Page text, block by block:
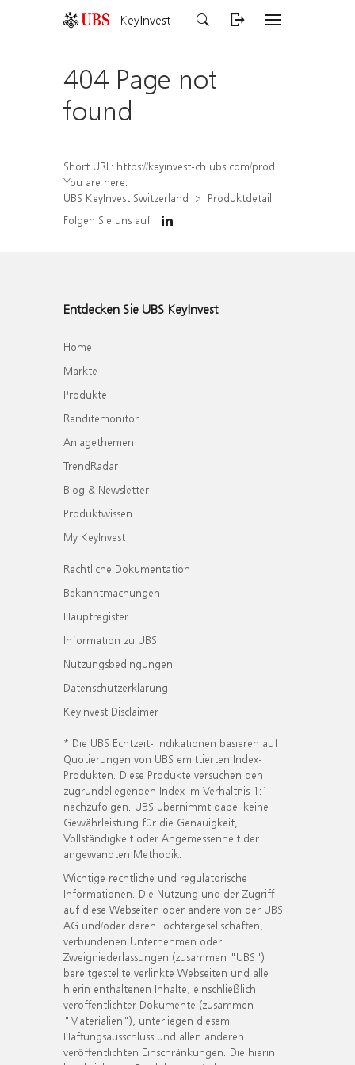
KeyInvest
404 Page not
found
Short URL: https://keyinvest-ch.ubs.com/produkt/detail/index/isin/CH1578797529
You are here:
UBS KeyInvest Switzerland
Produktdetail
Folgen Sie uns auf
Entdecken Sie UBS KeyInvest
Home
Märkte
Produkte
Renditemonitor
Anlagethemen
TrendRadar
Blog & Newsletter
Produktwissen
My KeyInvest
Rechtliche Dokumentation
Bekanntmachungen
Hauptregister
Information zu UBS
Nutzungsbedingungen
Datenschutzerklärung
KeyInvest Disclaimer
* Die UBS Echtzeit- Indikationen basieren auf
Quotierungen von UBS emittierten Index-
Produkten. Diese Produkte versuchen den
zugrundeliegenden Index im Verhältnis 1:1
nachzufolgen. UBS übernimmt dabei keine
Gewährleistung für die Genauigkeit,
Vollständigkeit oder Angemessenheit der
angewandten Methodik.
Wichtige rechtliche und regulatorische
Informationen. Die Nutzung und der Zugriff
auf diese Webseiten oder andere von der UBS
AG und/oder deren Tochtergesellschaften,
verbundenen Unternehmen oder
Zweigniederlassungen (zusammen "UBS")
bereitgestellte verlinkte Webseiten und alle
hierin enthaltenen Inhalte, einschließlich
veröffentlichter Dokumente (zusammen
"Materialien"), unterliegen diesem
Haftungsausschluss und allen anderen
veröffentlichten Einschränkungen. Die hierin